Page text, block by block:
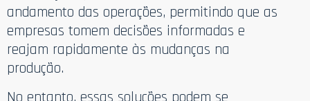
andamento das operações, permitindo que as
empresas tomem decisões informadas e
reajam rapidamente às mudanças na
produção.
No entanto, essas soluções podem se